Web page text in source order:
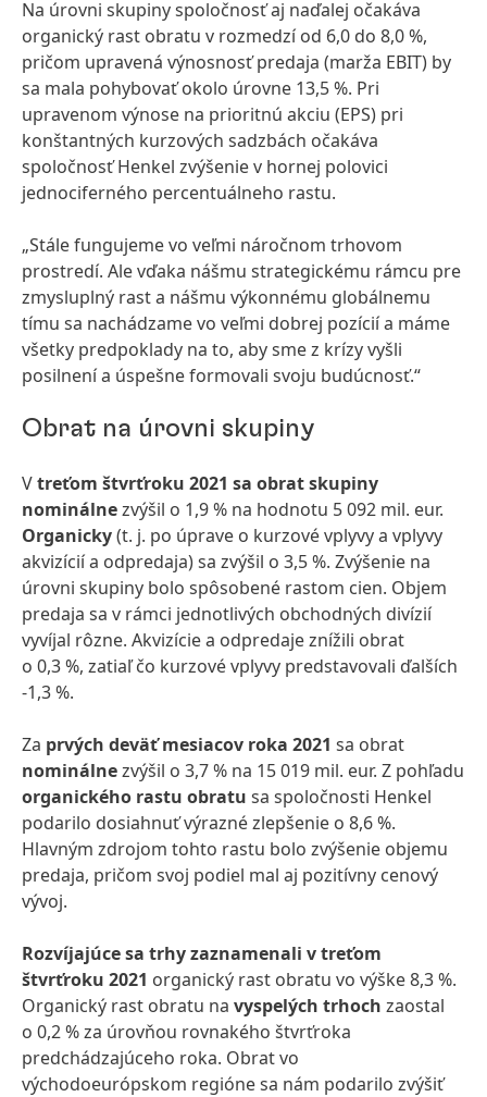
Na úrovni skupiny spoločnosť aj naďalej očakáva
organický rast obratu v rozmedzí od 6,0 do 8,0 %,
pričom upravená výnosnosť predaja (marža EBIT) by
sa mala pohybovať okolo úrovne 13,5 %. Pri
upravenom výnose na prioritnú akciu (EPS) pri
konštantných kurzových sadzbách očakáva
spoločnosť Henkel zvýšenie v hornej polovici
jednociferného percentuálneho rastu.
„Stále fungujeme vo veľmi náročnom trhovom
prostredí. Ale vďaka nášmu strategickému rámcu pre
zmysluplný rast a nášmu výkonnému globálnemu
tímu sa nachádzame vo veľmi dobrej pozícií a máme
všetky predpoklady na to, aby sme z krízy vyšli
posilnení a úspešne formovali svoju budúcnosť.“
Obrat na úrovni skupiny
Vtreťom štvrťroku 2021 sa obrat skupiny
nominálnezvýšil o 1,9 % na hodnotu 5 092 mil. eur.
Organicky(t. j. po úprave o kurzové vplyvy a vplyvy
akvizícií a odpredaja)sa zvýšil o 3,5 %. Zvýšenie na
úrovni skupiny bolo spôsobené rastom cien. Objem
predaja sa v rámci jednotlivých obchodných divízií
vyvíjal rôzne. Akvizície a odpredaje znížili obrat
o 0,3 %, zatiaľ čo kurzové vplyvy predstavovali ďalších
-1,3 %.
Za prvých deväť mesiacov roka 2021 sa obrat
nominálnezvýšil o 3,7 % na 15 019 mil. eur. Z pohľadu
organického rastu obratu sa spoločnosti Henkel
podarilo dosiahnuť výrazné zlepšenie o 8,6 %.
Hlavným zdrojom tohto rastu bolo zvýšenie objemu
predaja, pričom svoj podiel mal aj pozitívny cenový
vývoj.
Rozvíjajúce sa trhy zaznamenali v treťom
štvrťroku 2021 organický rast obratu vo výške 8,3 %.
Organický rast obratu na vyspelých trhoch zaostal
o 0,2 % za úrovňou rovnakého štvrťroka
predchádzajúceho roka. Obrat vo
východoeurópskom regióne sa nám podarilo zvýšiť